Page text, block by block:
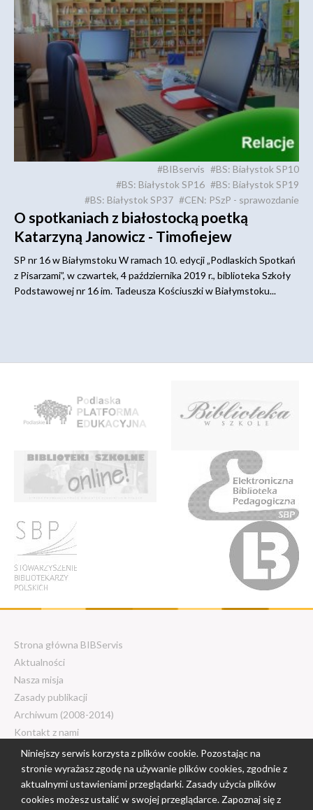
#BIBservis #BS: Białystok SP10
#BS: Białystok SP16 #BS: Białystok SP19
#BS: Białystok SP37 #CEN: PSzP - sprawozdanie
O spotkaniach z białostocką poetką
Katarzyną Janowicz - Timofiejew
SP nr 16 w Białymstoku W ramach 10. edycji „Podlaskich Spotkań
z Pisarzami”, w czwartek, 4 października 2019 r., biblioteka Szkoły
Podstawowej nr 16 im. Tadeusza Kościuszki w Białymstoku...
Strona główna BIBServis
Aktualności
Nasza misja
Zasady publikacji
Archiwum (2008-2014)
Kontakt z nami
© 2018 - 2026 Centrum Edukacji
Nauczycieli w Białymstoku. Wszelkie
Niniejszy serwis korzysta z plików cookie. Pozostając na
stronie wyrażasz zgodę na używanie plików cookies, zgodnie z
aktualnymi ustawieniami przeglądarki. Zasady użycia plików
cookies możesz ustalić w swojej przeglądarce. Zapoznaj się z